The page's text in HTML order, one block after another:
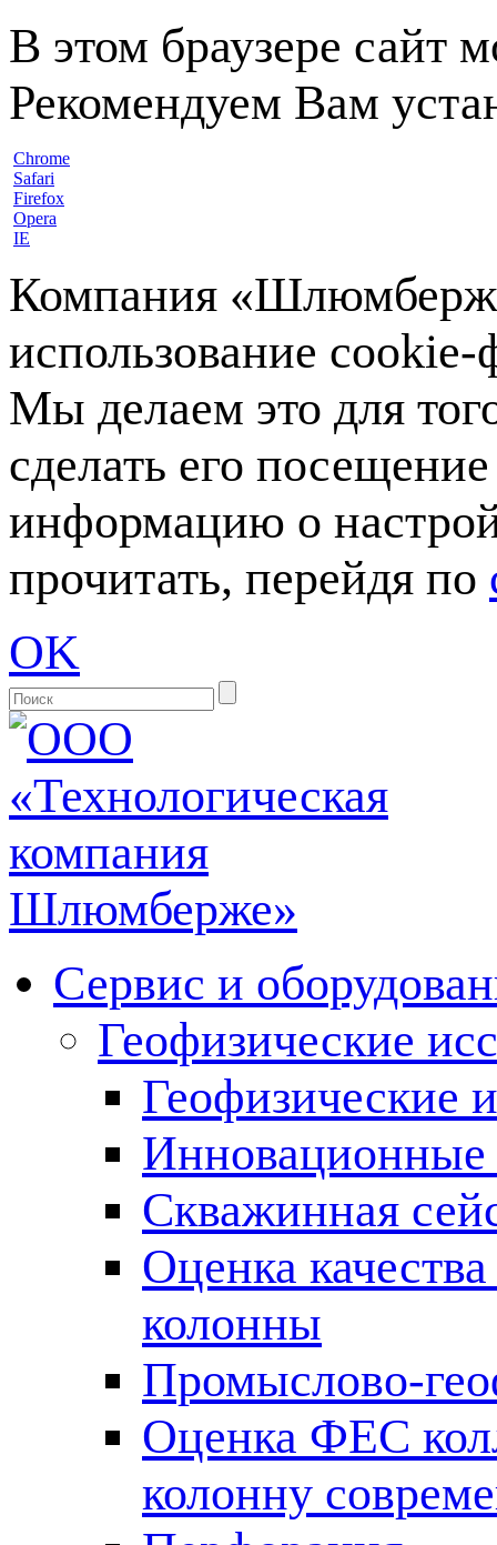
В этом браузере сайт
Рекомендуем Вам
Chrome
Safari
Firefox
Opera
IE
Компания
использование
Мы делаем это для
сделать его
информацию о
прочитать, перейдя по
OK
Сервис и
Геофизические
Геофизические
Инновационные
Скважинная
Оценка
колонны
Промыслово-
Оценка ФЕС
колонну